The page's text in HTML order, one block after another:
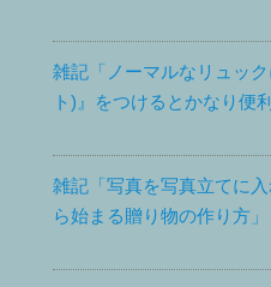
雑記「ノーマルなリュッ
ト)』をつけるとかなり便利
雑記「写真を写真立てに
ら始まる贈り物の作り方」